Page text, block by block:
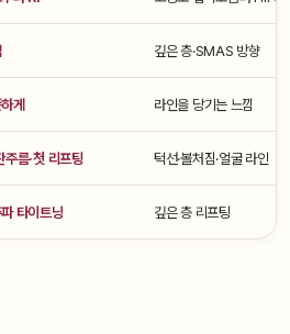
깊은 층·SMAS 방향
게 라인을 당기는 느낌
주름·첫 리프팅 턱선·볼처짐·얼굴 라인
타이트닝 깊은 층 리프팅